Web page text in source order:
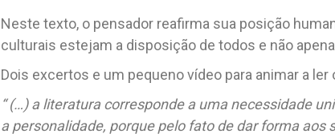
Neste texto, o pensador reafirma sua posição
culturais estejam a disposição de todos e não
Dois excertos e um pequeno vídeo para animar a ler
“ (…) a literatura corresponde a uma necessidade
a personalidade, porque pelo fato de dar forma